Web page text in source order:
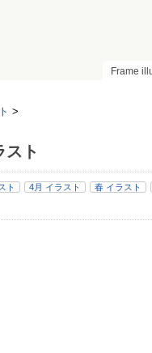
Frame
>
スト
ト 4月 イラスト 春 イラスト